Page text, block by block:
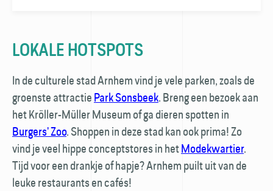
LOKALE HOTSPOTS
In de culturele stad Arnhem vind je vele parken, zoals de
groenste attractiePark Sonsbeek. Breng een bezoek aan
het Kröller-Müller Museum of ga dieren spotten in
Burgers' Zoo. Shoppen in deze stad kan ook prima! Zo
vind je veel hippe conceptstores in hetModekwartier.
Tijd voor een drankje of hapje? Arnhem puilt uit van de
leuke restaurants en cafés!